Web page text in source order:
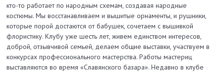
кто-то работает по народным схемам, создавая народные
костюмы. Мы восстанавливаем и вышитые орнаменты, и рушники,
которые порой достаются от бабушек, сочетаем с вышивкой
флористику. Клубу уже шесть лет, живем единством интересов,
доброй, отзывчивой семьей, делаем общие выставки, участвуем в
конкурсах профессионального мастерства. Работы мастериц
выставляются во время «Славянского базара». Недавно в клубе